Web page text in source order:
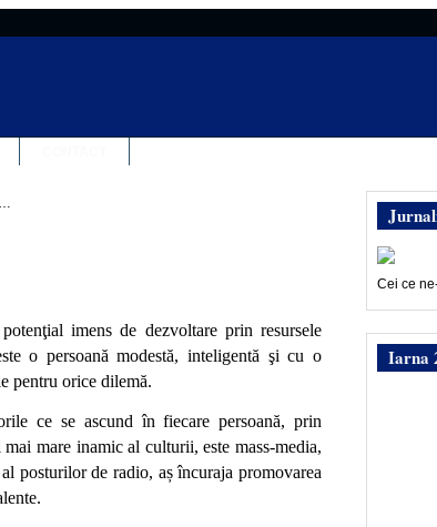
imens de dezvoltare prin resursele
o persoană modestă, inteligentă şi cu o
pentru orice dilemă.
ce se ascund în fiecare persoană, prin
mare inamic al culturii, este mass-media,
posturilor de radio, aș încuraja promovarea
Cei ce
Iarna